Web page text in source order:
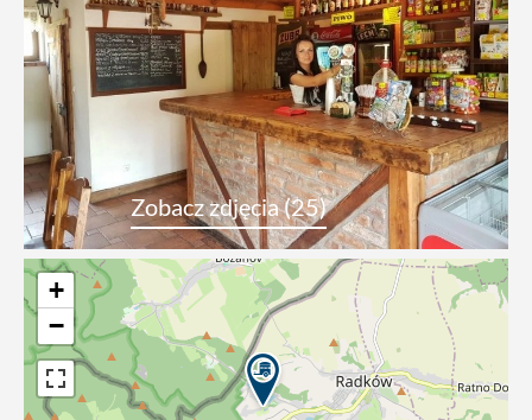
Zobacz zdjęcia (25)
+
−